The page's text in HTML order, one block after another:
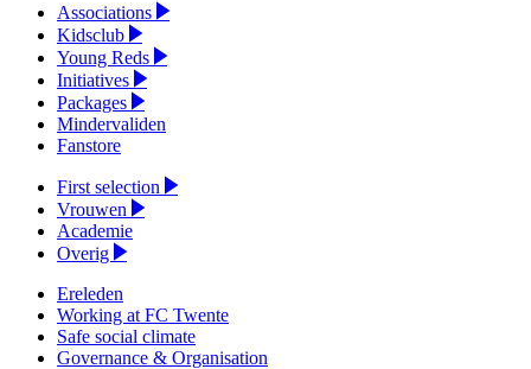
Associations
Kidsclub
Young Reds
Initiatives
Packages
Mindervaliden
Fanstore
First selection
Vrouwen
Academie
Overig
Ereleden
Working at FC Twente
Safe social climate
Governance & Organisation